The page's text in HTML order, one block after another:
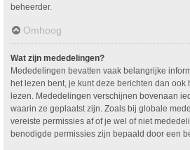
beheerder.
Omhoog
Wat zijn mededelingen?
Mededelingen bevatten vaak belangrijke
het lezen bent, je kunt deze berichten dan ook
lezen. Mededelingen verschijnen bovenaan
waarin ze geplaatst zijn. Zoals bij globale
vereiste permissies af of je wel of niet
benodigde permissies zijn bepaald door een